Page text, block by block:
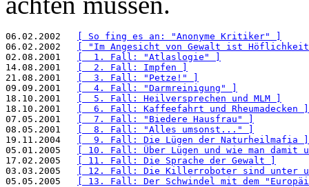
06.02.2002
[ So fing es an: "Anonyme Kritiker" ]
06.02.2002
[ "Im Angesicht von Gewalt ist
02.08.2001
[  1. Fall: "Atlaslogie" ]
14.08.2001
[  2. Fall: Impfen ]
21.08.2001
[  3. Fall: "Petze!" ]
09.09.2001
[  4. Fall: "Darmreinigung" ]
18.10.2001
[  5. Fall: Heilversprechen und MLM ]
18.10.2001
[  6. Fall: Kaffeefahrt und Rheumadecken ]
07.05.2001
[  7. Fall: "Biedere Hausfrau" ]
08.05.2001
[  8. Fall: "Alles umsonst..." ]
19.11.2004
[  9. Fall: Die Lügen der Naturheilmafia ]
05.01.2005
[ 10. Fall: Über Lügen und wie man damit
17.02.2005
[ 11. Fall: Die Sprache der Gewalt ]
03.03.2005
[ 12. Fall: Die Killerroboter sind unter
05.05.2005
[ 13. Fall: Der Schwindel mit dem